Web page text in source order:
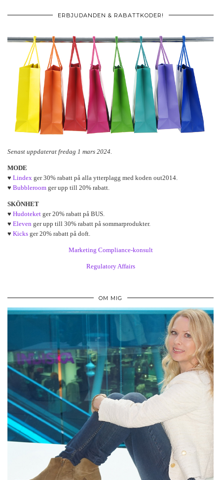
ERBJUDANDEN & RABATTKODER!
Senast uppdaterat fredag 1 mars 2024.
MODE
♥ Lindex ger 30% rabatt på alla ytterplagg med koden out2014.
♥ Bubbleroom ger upp till 20% rabatt.
SKÖNHET
♥ Hudoteket ger 20% rabatt på BUS.
♥ Eleven ger upp till 30% rabatt på sommarprodukter.
♥ Kicks ger 20% rabatt på doft.
Marketing Compliance-konsult
Regulatory Affairs
OM MIG